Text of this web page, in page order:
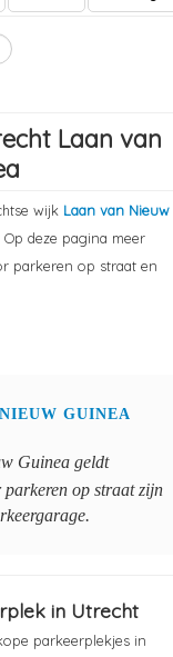
Laan van
wijk Laan van Nieuw
Op deze pagina meer
parkeren op straat en
GUINEA
Guinea geldt
op straat zijn
in Utrecht
parkeerplekjes in